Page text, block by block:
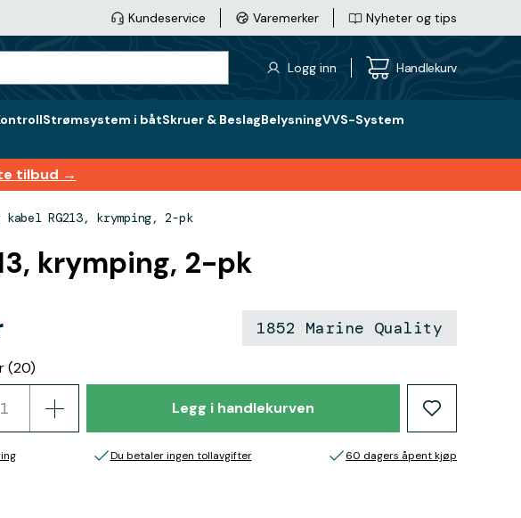
Kundeservice Varemerker Nyheter og tips
Logg inn Handlekurv
Strømsystem i båtSkruer & BeslagBelysningVVS-System
tilbud →
kabel RG213, krymping, 2-pk
krymping, 2-pk
1852 Marine Quality
(20)
Legg i handlekurven
Du betaler ingen tollavgifter 60 dagers åpent kjøp